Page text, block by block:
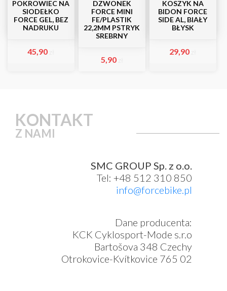
POKROWIEC NA
SIODEŁKO
FORCE GEL, BEZ
NADRUKU
45,90
DZWONEK
FORCE MINI
FE/PLASTIK
22,2MM PSTRYK
SREBRNY
5,90
KOSZYK NA
BIDON FORCE
SIDE AL, BIAŁY
BŁYSK
29,90
KONTAKT
Z NAMI
SMC GROUP Sp. z o.o.
Tel: +48 512 310 850
info@forcebike.pl
Dane producenta:
KCK Cyklosport-Mode s.r.o
Bartošova 348 Czechy
Otrokovice-Kvítkovice 765 02